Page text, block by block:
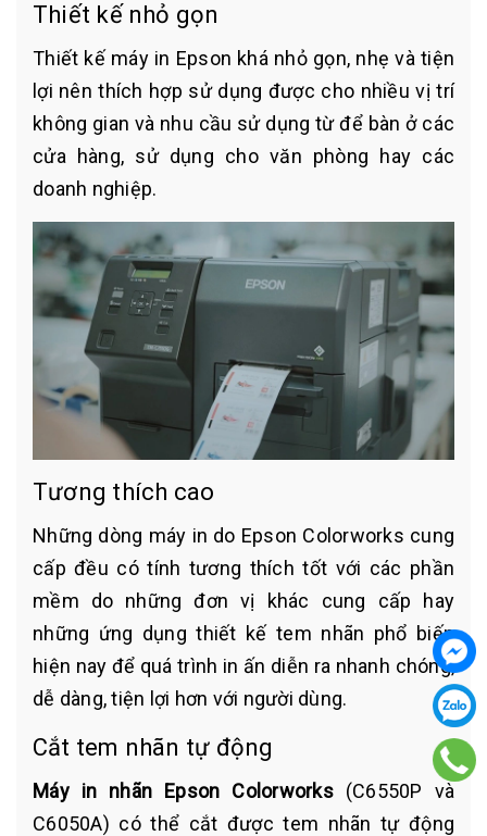
Thiết kế nhỏ gọn
Thiết kế máy in Epson khá nhỏ gọn, nhẹ và tiện
lợi nên thích hợp sử dụng được cho nhiều vị trí
không gian và nhu cầu sử dụng từ để bàn ở các
cửa hàng, sử dụng cho văn phòng hay các
doanh nghiệp.
Tương thích cao
Những dòng máy in do Epson Colorworks cung
cấp đều có tính tương thích tốt với các phần
mềm do những đơn vị khác cung cấp hay
những ứng dụng thiết kế tem nhãn phổ biến
hiện nay để quá trình in ấn diễn ra nhanh chóng,
dễ dàng, tiện lợi hơn với người dùng.
Cắt tem nhãn tự động
Máy in nhãn Epson Colorworks(C6550P và
C6050A) có thể cắt được tem nhãn tự động